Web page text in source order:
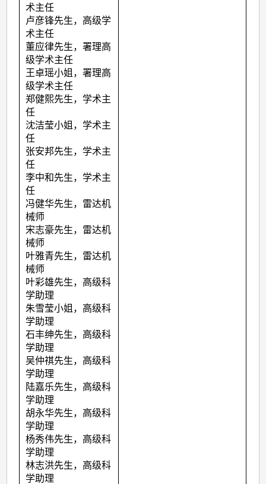
术主任
卢彦锋先生，高级学
术主任
董应律先生，署理高
级学术主任
王卓瑶小姐，署理高
级学术主任
郑健熙先生，学术主
任
沈洁莹小姐，学术主
任
张安邦先生，学术主
任
李中和先生，学术主
任
冯健华先生，雷达机
械师
宋志豪先生，雷达机
械师
叶雅青先生，雷达机
械师
叶彩雄先生，高级科
学助理
朱雪莹小姐，高级科
学助理
石丰绅先生，高级科
学助理
吴仲祺先生，高级科
学助理
陆嘉乐先生，高级科
学助理
胡永华先生，高级科
学助理
杨秀伟先生，高级科
学助理
林志洪先生，高级科
学助理